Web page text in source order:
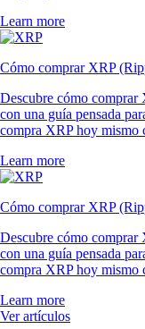
Learn more
Cómo comprar XRP
Descubre cómo comprar
con una guía pensada
compra XRP hoy mismo
Learn more
Cómo comprar XRP
Descubre cómo comprar
con una guía pensada
compra XRP hoy mismo
Learn more
Ver artículos